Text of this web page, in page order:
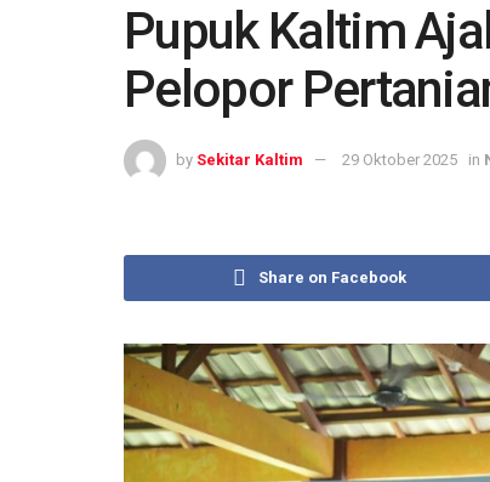
Pupuk Kaltim
Pelopor
by Sekitar Kaltim 29 Oktober 2025 in
Share on Facebook